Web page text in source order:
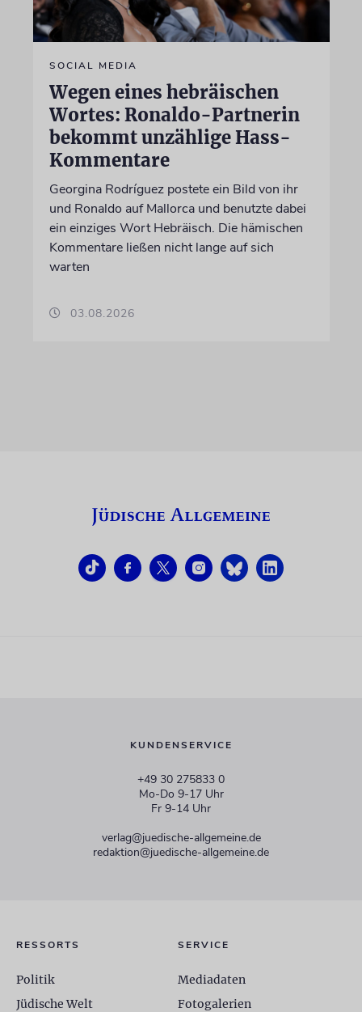
SOCIAL MEDIA
Wegen eines hebräischen
Wortes: Ronaldo-Partnerin
bekommt unzählige Hass-
Kommentare
Georgina Rodríguez postete ein Bild von ihr
und Ronaldo auf Mallorca und benutzte dabei
ein einziges Wort Hebräisch. Die hämischen
Kommentare ließen nicht lange auf sich
warten
03.08.2026
KUNDENSERVICE
+49 30 275833 0
Mo-Do 9-17 Uhr
Fr 9-14 Uhr
verlag@juedische-allgemeine.de
redaktion@juedische-allgemeine.de
RESSORTS
Politik
Jüdische Welt
SERVICE
Mediadaten
Fotogalerien